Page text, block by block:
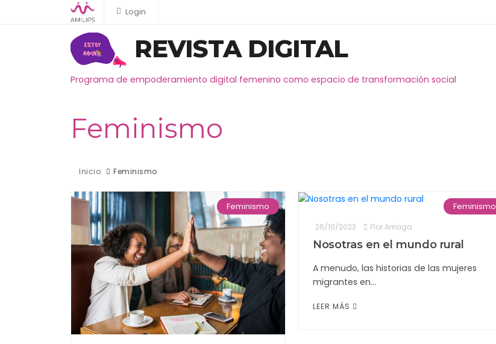
Login
REVISTA DIGITAL
Programa de empoderamiento digital femenino como espacio de transformación social
Feminismo
Inicio Feminismo
Feminismo Feminismo
26/10/2023 Flor Arriaga
Nosotras en el mundo rural
A menudo, las historias de las mujeres
migrantes en…
LEER MÁS